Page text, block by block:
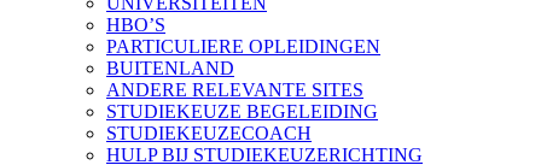
HBO’S
PARTICULIERE OPLEIDINGEN
BUITENLAND
ANDERE RELEVANTE SITES
STUDIEKEUZE BEGELEIDING
STUDIEKEUZECOACH
HULP BIJ STUDIEKEUZERICHTING